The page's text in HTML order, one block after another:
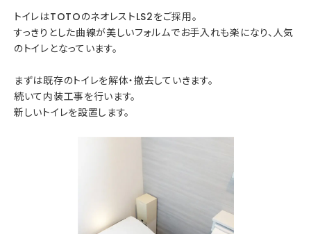
トイレはTOTOのネオレストLS2をご採用。
すっきりとした曲線が美しいフォルムでお手入れも楽になり、人気
のトイレとなっています。
まずは既存のトイレを解体・撤去していきます。
続いて内装工事を行います。
新しいトイレを設置します。